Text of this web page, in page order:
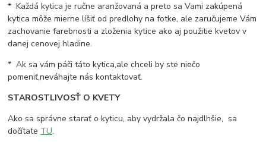
* Každá kytica je ručne aranžovaná a preto sa Vami zakúpená
kytica môže mierne líšiť od predlohy na fotke, ale zaručujeme Vám
zachovanie farebnosti a zloženia kytice ako aj použitie kvetov v
danej cenovej hladine.
* Ak sa vám páči táto kytica,ale chceli by ste niečo
pomeniť,neváhajte nás kontaktovať.
STAROSTLIVOSŤ O KVETY
Ako sa správne starať o kyticu, aby vydržala čo najdlhšie, sa
dočítate TU.